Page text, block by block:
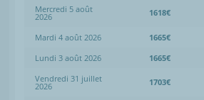
Mercredi 5 août
2026 1618€
Mardi 4 août 2026 1665€
Lundi 3 août 2026
1665€
Vendredi 31 juillet
2026 1703€